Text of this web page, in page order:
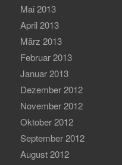
Mai 2013
April 2013
März 2013
Februar 2013
Januar 2013
Dezember 2012
November 2012
Oktober 2012
September 2012
August 2012